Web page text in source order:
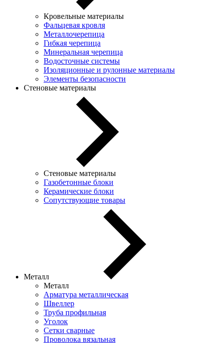
Кровельные материалы
Фальцевая кровля
Металлочерепица
Гибкая черепица
Минеральная черепица
Водосточные системы
Изоляционные и рулонные материалы
Элементы безопасности
Стеновые материалы
Стеновые материалы
Газобетонные блоки
Керамические блоки
Сопутствующие товары
Металл
Металл
Арматура металлическая
Швеллер
Труба профильная
Уголок
Сетки сварные
Проволока вязальная